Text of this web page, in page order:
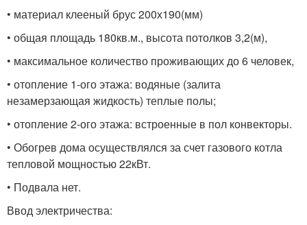
• материал клееный брус 200х190(мм)
• общая площадь 180кв.м., высота потолков 3,2(м),
• максимальное количество проживающих до 6 человек,
• отопление 1-ого этажа: водяные (залита
незамерзающая жидкость) теплые полы;
• отопление 2-ого этажа: встроенные в пол конвекторы.
• Обогрев дома осуществлялся за счет газового котла
тепловой мощностью 22кВт.
• Подвала нет.
Ввод электричества: